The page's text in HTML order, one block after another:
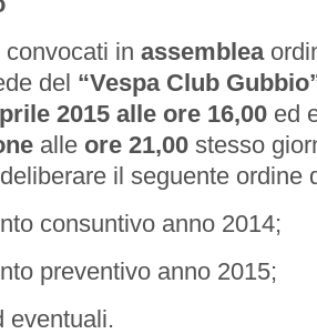
in assemblea
del “Vespa Club
2015 alle ore 16,00 ed
alle ore 21,00 stesso
il seguente ordine
consuntivo anno 2014;
preventivo anno 2015;
eventuali.